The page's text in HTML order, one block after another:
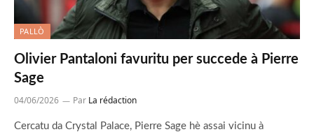
PALLÒ
Olivier Pantaloni favuritu per succede à Pierre
Sage
04/06/2026 Par La rédaction
Cercatu da Crystal Palace, Pierre Sage hè assai vicinu à